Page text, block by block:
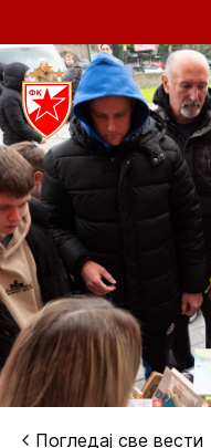
Погледај све вести